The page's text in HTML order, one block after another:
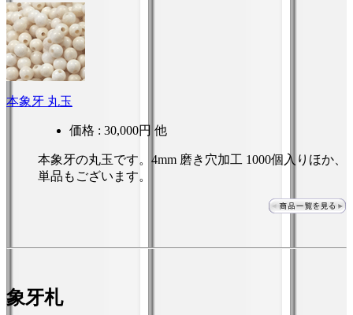
本象牙 丸玉
価格 : 30,000円 他
本象牙の丸玉です。4mm 磨き穴加工 1000個入りほか、
単品もございます。
象牙札